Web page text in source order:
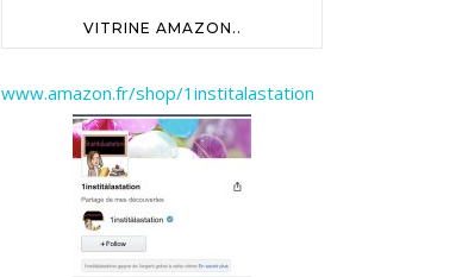
VITRINE AMAZON..
www.amazon.fr/shop/1institalastation